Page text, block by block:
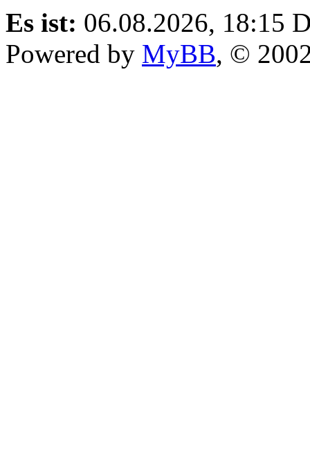
Es ist: 06.08.2026, 18:15
Powered by MyBB, ©